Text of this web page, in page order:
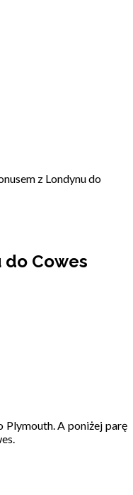
z Londynu do
do Cowes
Plymouth. A poniżej parę